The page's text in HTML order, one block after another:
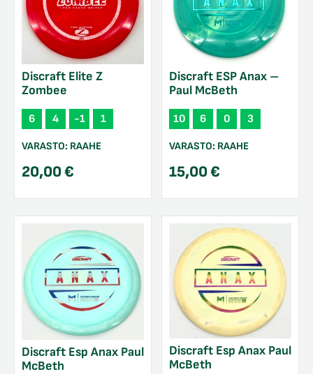
Discraft Elite Z
Zombee
6 4 -1 1
VARASTO: RAAHE
20,00€
Discraft ESP Anax –
Paul McBeth
10 6 0 3
VARASTO: RAAHE
15,00€
Discraft Esp Anax Paul
McBeth
Discraft Esp Anax Paul
McBeth